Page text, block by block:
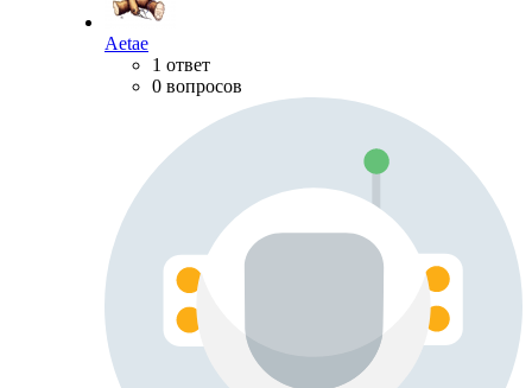
Aetae
1 ответ
0 вопросов